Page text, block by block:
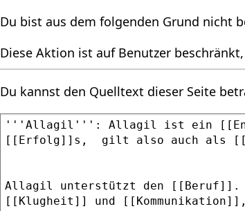
Du bist aus dem folgenden Grund nicht
Diese Aktion ist auf Benutzer
Du kannst den Quelltext dieser Seite